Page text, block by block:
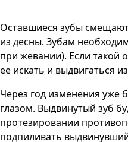
Оставшиеся зубы
из десны. Зубам
при жевании). Если такой
ее искать и выдвигаться
Через год изменения уже
глазом. Выдвинутый зуб
протезировании
подпиливать